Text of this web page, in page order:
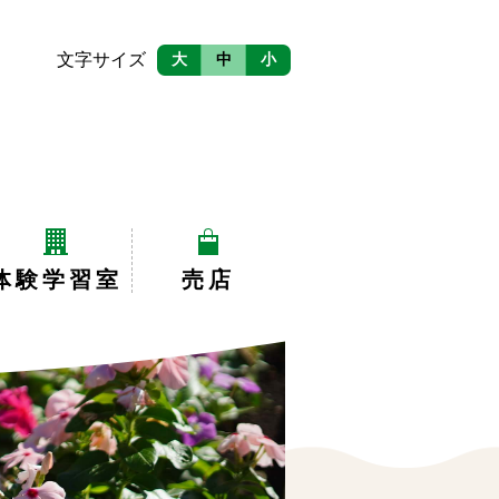
験学習室 売店
文字サイズ 大 中 小